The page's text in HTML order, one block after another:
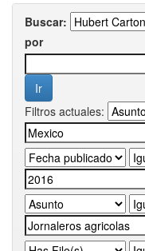
Buscar:
por
Filtros actuales: